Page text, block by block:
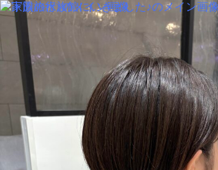
MENU
SALON INFORMATION
STAFF
GALLERY
BLOG
KUCHIKOMI
MOVIE
PRODUCT
TREND STYLE
CARE
RECRUIT